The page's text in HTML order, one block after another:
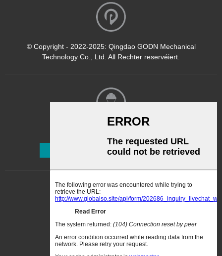
© Copyright - 2022-2025: Qingdao GODN Mechanical
Technology Co., Ltd. All Rechter reservéiert.
Abonnéieren